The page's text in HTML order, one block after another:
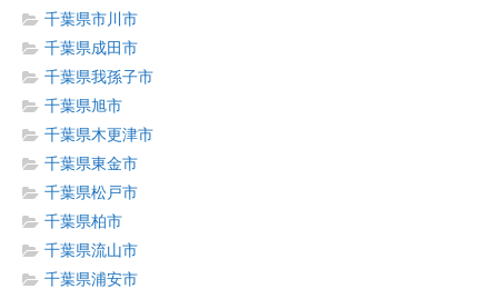
千葉県市川市
千葉県成田市
千葉県我孫子市
千葉県旭市
千葉県木更津市
千葉県東金市
千葉県松戸市
千葉県柏市
千葉県流山市
千葉県浦安市